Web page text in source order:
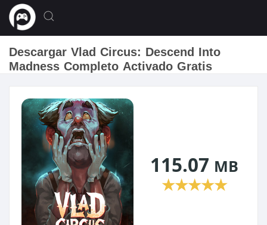
Descargar Vlad Circus: Descend Into
Madness Completo Activado Gratis
115.07 MB
★★★★★